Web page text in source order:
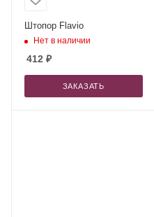
Штопор Flavio
Нет в наличии
412 ₽
ЗАКАЗАТЬ